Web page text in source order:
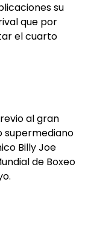
su
que por
el cuarto
al gran
supermediano
Billy Joe
de Boxeo